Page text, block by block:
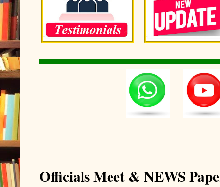
Officials Meet & NEWS